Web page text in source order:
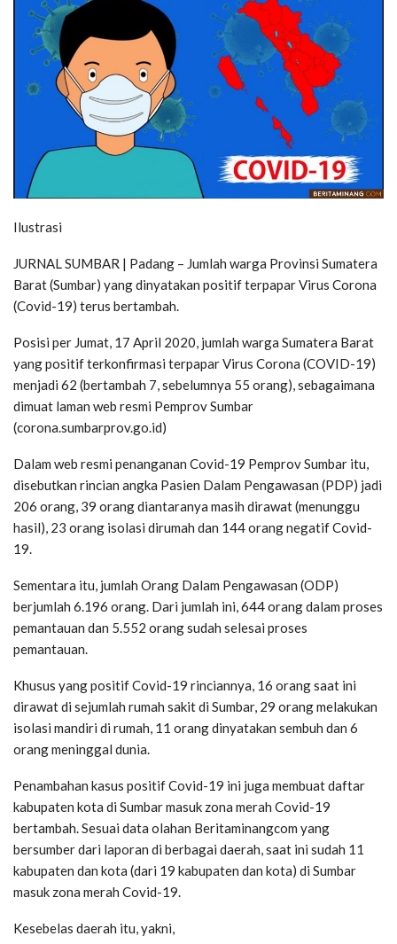
Ilustrasi
JURNAL SUMBAR | Padang – Jumlah warga Provinsi Sumatera
Barat (Sumbar) yang dinyatakan positif terpapar Virus Corona
(Covid-19) terus bertambah.
Posisi per Jumat, 17 April 2020, jumlah warga Sumatera Barat
yang positif terkonfirmasi terpapar Virus Corona (COVID-19)
menjadi 62 (bertambah 7, sebelumnya 55 orang), sebagaimana
dimuat laman web resmi Pemprov Sumbar
(corona.sumbarprov.go.id)
Dalam web resmi penanganan Covid-19 Pemprov Sumbar itu,
disebutkan rincian angka Pasien Dalam Pengawasan (PDP) jadi
206 orang, 39 orang diantaranya masih dirawat (menunggu
hasil), 23 orang isolasi dirumah dan 144 orang negatif Covid-
19.
Sementara itu, jumlah Orang Dalam Pengawasan (ODP)
berjumlah 6.196 orang. Dari jumlah ini, 644 orang dalam proses
pemantauan dan 5.552 orang sudah selesai proses
pemantauan.
Khusus yang positif Covid-19 rinciannya, 16 orang saat ini
dirawat di sejumlah rumah sakit di Sumbar, 29 orang melakukan
isolasi mandiri di rumah, 11 orang dinyatakan sembuh dan 6
orang meninggal dunia.
Penambahan kasus positif Covid-19 ini juga membuat daftar
kabupaten kota di Sumbar masuk zona merah Covid-19
bertambah. Sesuai data olahan Beritaminangcom yang
bersumber dari laporan di berbagai daerah, saat ini sudah 11
kabupaten dan kota (dari 19 kabupaten dan kota) di Sumbar
masuk zona merah Covid-19.
Kesebelas daerah itu, yakni,